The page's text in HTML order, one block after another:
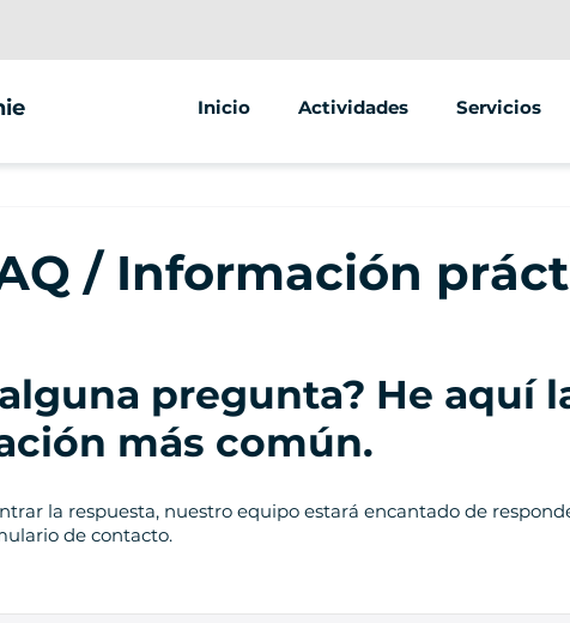
Inicio Actividades
Segway
Servicios
Venta de
/ Información
pregunta? He aquí
más común.
la respuesta, nuestro equipo estará encantado de
de contacto.